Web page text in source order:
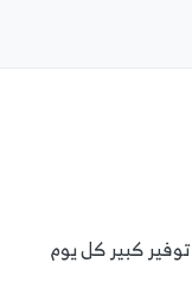
كبير كل يوم